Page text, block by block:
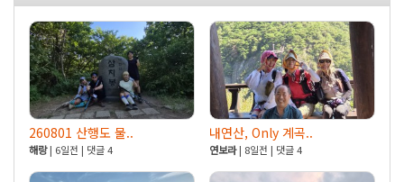
260801 산행도 물..
해랑| 6일전 | 댓글 4
내연산, Only 계곡..
연보라| 8일전 | 댓글 4